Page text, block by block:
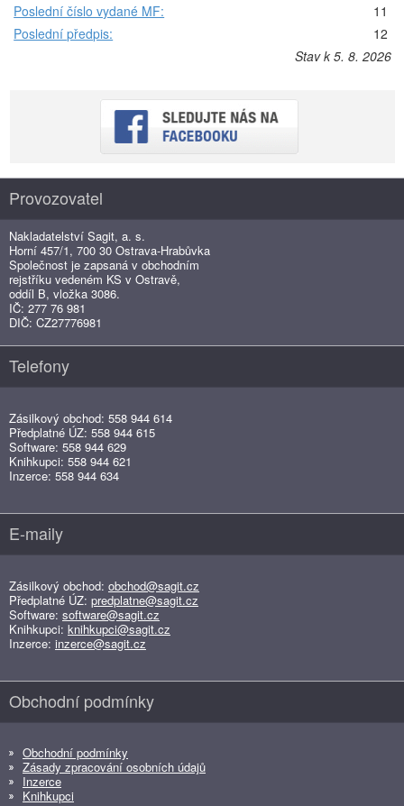
Poslední číslo vydané MF:
11
Poslední předpis:
12
Stav k 5. 8. 2026
Provozovatel
Nakladatelství Sagit, a. s.
Horní 457/1, 700 30 Ostrava-Hrabůvka
Společnost je zapsaná v obchodním
rejstříku vedeném KS v Ostravě,
oddíl B, vložka 3086.
IČ: 277 76 981
DIČ: CZ27776981
Telefony
Zásilkový obchod: 558 944 614
Předplatné ÚZ: 558 944 615
Software: 558 944 629
Knihkupci: 558 944 621
Inzerce: 558 944 634
E-maily
Zásilkový obchod: obchod@sagit.cz
Předplatné ÚZ: predplatne@sagit.cz
Software: software@sagit.cz
Knihkupci: knihkupci@sagit.cz
Inzerce: inzerce@sagit.cz
Obchodní podmínky
Obchodní podmínky
Zásady zpracování osobních údajů
Inzerce
Knihkupci